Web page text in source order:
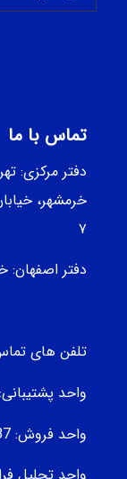
تماس با ما
دفتر مرکزی:
خرمشهر،
۷
دفتر اصفهان: خیابان 22 بهمن،
تلفن های تماس: 2480-
واحد پشتیبانی: 4584-177-
واحد فروش: 3887-310-0910